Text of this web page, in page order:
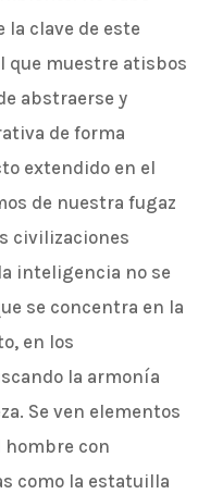
la clave de este
que muestre atisbos
abstraerse y
de forma
extendido en el
de nuestra fugaz
civilizaciones
inteligencia no se
se concentra en la
en los
la armonía
Se ven elementos
hombre con
como la estatuilla